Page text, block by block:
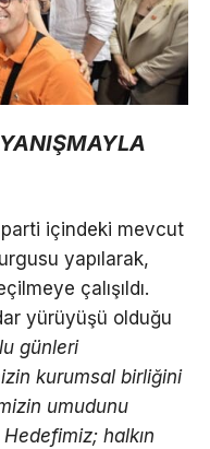
parti içindeki mevcut
yapılarak,
çalışıldı.
yürüyüşü olduğu
günleri
kurumsal birliğini
umudunu
halkın